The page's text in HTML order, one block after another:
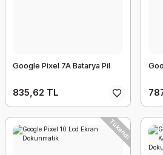
Google Pixel 7A Batarya Pil
835,62 TL
Tükendi